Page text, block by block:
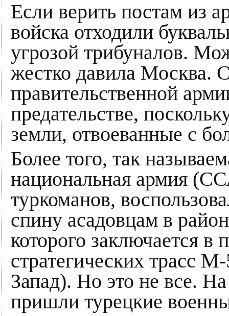
Если верить постам из
войска отходили
угрозой трибуналов.
жестко давила Москва.
правительственной
предательстве,
земли, отвоеванные с
Более того, так
национальная армия
туркоманов,
спину асадовцам в
которого заключается в
стратегических трасс
Запад). Но это не все.
пришли турецкие